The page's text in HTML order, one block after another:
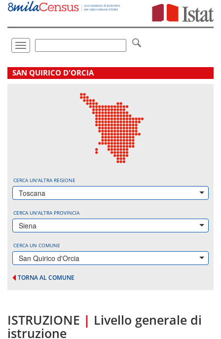
Vai
direttamente
Toggle
navigation
.
SAN QUIRICO D'ORCIA
CERCA UN'ALTRA REGIONE
Toscana
CERCA UN'ALTRA PROVINCIA
Siena
CERCA UN COMUNE
San Quirico d'Orcia
TORNA AL COMUNE
ISTRUZIONE | Livello generale di
istruzione